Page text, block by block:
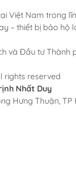
Việt Nam trong
– thiết bị bảo hộ
và Đầu tư Thành
rights reserved
Nhất Duy
Hưng Thuận, TP